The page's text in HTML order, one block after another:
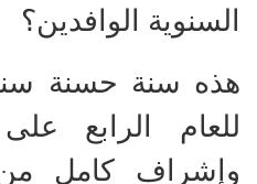
السنوية الوافدين؟
هذه سنة حسنة
للعام الرابع
وإشراف كامل